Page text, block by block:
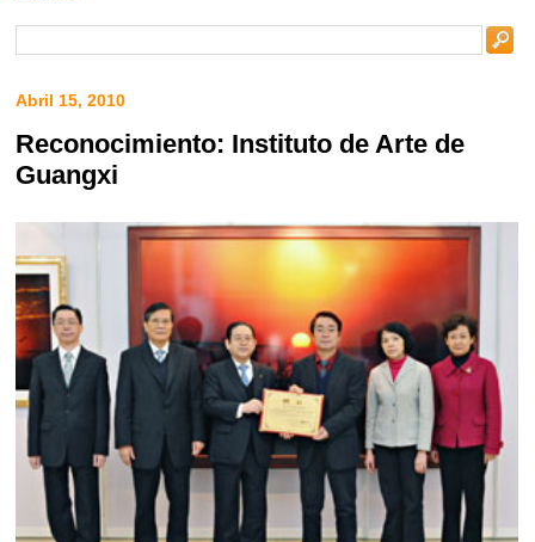
Abril 15, 2010
Reconocimiento: Instituto de Arte de
Guangxi